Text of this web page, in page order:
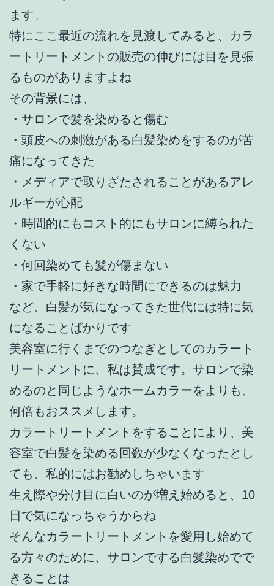
ます。
特にここ最近の流れを見渡してみると、カラ
ートリートメントの販売の伸びには目を見張
るものがありますよね
その背景には、
・サロンで髪を染めると傷む
・頭皮への刺激がある白髪染めをするのが苦
痛になってきた
・メディアで取りざたされることがあるアレ
ルギーが心配
・時間的にもコスト的にもサロンに縛られた
くない
・何回染めても髪が傷まない
・家で手軽に好きな時間にできるのは魅力
など、白髪が気になってきた世代には特に気
になることばかりです
美容室に行くまでのつなぎとしてのカラート
リートメントに、私は賛成です。サロンで染
めるのと同じようなホームカラーをよりも、
何倍もおススメします。
カラートリートメントをすることにより、美
容室で白髪を染める回数が少なくなったとし
ても、私的にはお勧めしちゃいます
生え際や分け目に白いのが増え始めると、10
日で気になっちゃうからね
そんなカラートリートメントを愛用し始めて
る方々のために、サロンでする白髪染めでで
きることは